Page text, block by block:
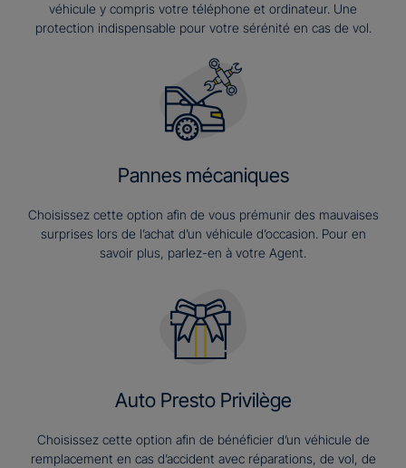
véhicule y compris votre téléphone et ordinateur. Une
protection indispensable pour votre sérénité en cas de vol.
Pannes mécaniques
Choisissez cette option afin de vous prémunir des mauvaises
surprises lors de l’achat d’un véhicule d’occasion. Pour en
savoir plus, parlez-en à votre Agent.
Auto Presto Privilège
Choisissez cette option afin de bénéficier d’un véhicule de
remplacement en cas d’accident avec réparations, de vol, de